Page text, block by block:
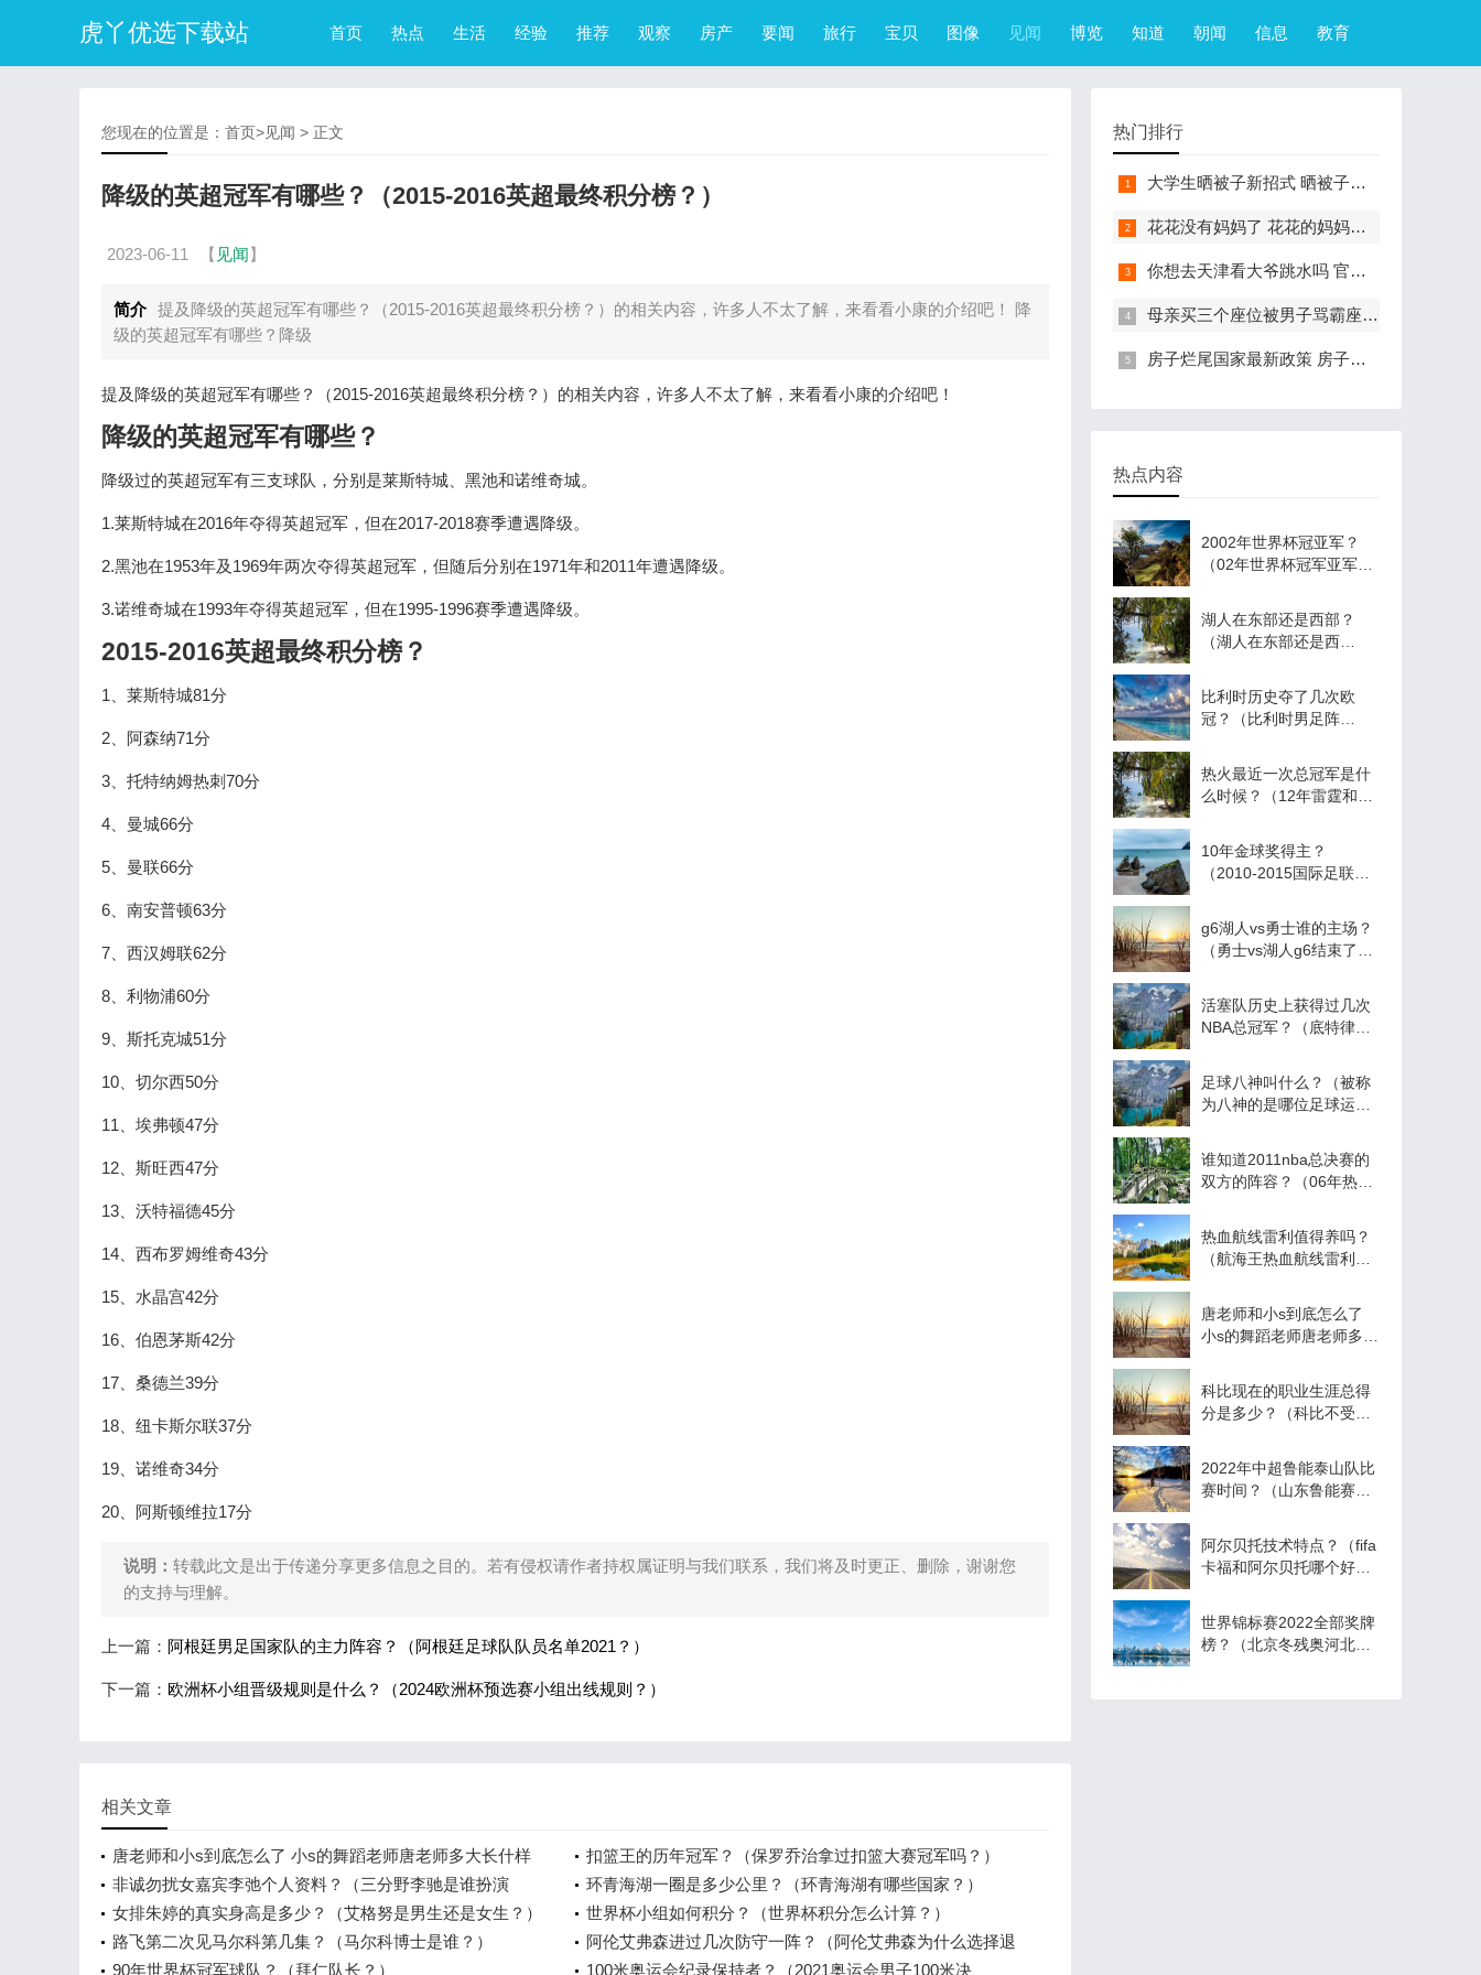
虎丫优选下载站 首页 热点 生活 经验 推荐 观察 房产 要闻 旅行 宝贝 图像 见闻 博览 知道 朝闻 信息 教育
您现在的位置是： 首页>见闻 > 正文
降级的英超冠军有哪些？（2015-2016英超最终积分榜？）
2023-06-11 【 见闻】
简介 提及降级的英超冠军有哪些？（2015-2016英超最终积分榜？）的相关内容，许多人不太了解，来看看小康的介绍吧！ 降
级的英超冠军有哪些？降级
提及降级的英超冠军有哪些？（2015-2016英超最终积分榜？）的相关内容，许多人不太了解，来看看小康的介绍吧！
降级的英超冠军有哪些？
降级过的英超冠军有三支球队，分别是莱斯特城、黑池和诺维奇城。
1.莱斯特城在2016年夺得英超冠军，但在2017-2018赛季遭遇降级。
2.黑池在1953年及1969年两次夺得英超冠军，但随后分别在1971年和2011年遭遇降级。
3.诺维奇城在1993年夺得英超冠军，但在1995-1996赛季遭遇降级。
2015-2016英超最终积分榜？
1、莱斯特城81分
2、阿森纳71分
3、托特纳姆热刺70分
4、曼城66分
5、曼联66分
6、南安普顿63分
7、西汉姆联62分
8、利物浦60分
9、斯托克城51分
10、切尔西50分
11、埃弗顿47分
12、斯旺西47分
13、沃特福德45分
14、西布罗姆维奇43分
15、水晶宫42分
16、伯恩茅斯42分
17、桑德兰39分
18、纽卡斯尔联37分
19、诺维奇34分
20、阿斯顿维拉17分
说明： 转载此文是出于传递分享更多信息之目的。若有侵权请作者持权属证明与我们联系，我们将及时更正、删除，谢谢您
的支持与理解。
上一篇： 阿根廷男足国家队的主力阵容？（阿根廷足球队队员名单2021？）
下一篇： 欧洲杯小组晋级规则是什么？（2024欧洲杯预选赛小组出线规则？）
相关文章
唐老师和小s到底怎么了 小s的舞蹈老师唐老师多大长什样
扣篮王的历年冠军？（保罗乔治拿过扣篮大赛冠军吗？）
非诚勿扰女嘉宾李弛个人资料？（三分野李驰是谁扮演
的？）
环青海湖一圈是多少公里？（环青海湖有哪些国家？）
女排朱婷的真实身高是多少？（艾格努是男生还是女生？）
世界杯小组如何积分？（世界杯积分怎么计算？）
路飞第二次见马尔科第几集？（马尔科博士是谁？）
阿伦艾弗森进过几次防守一阵？（阿伦艾弗森为什么选择退
役？）
90年世界杯冠军球队？（拜仁队长？） 100米奥运会纪录保持者？（2021奥运会男子100米决
热门排行
大学生晒被子新招式 晒被子新花样实在太机智
花花没有妈妈了 花花的妈妈是哪只大熊猫
你想去天津看大爷跳水吗 官方回应天津大爷跳水成打卡点
母亲买三个座位被男子骂霸座 女子买3个座位被无座大爷骂哭怎么回事
房子烂尾国家最新政策 房子烂尾了该找哪个部门解决?
热点内容
2002年世界杯冠亚军？
（02年世界杯冠军亚军季
湖人在东部还是西部？
（湖人在东部还是西
比利时历史夺了几次欧
冠？（比利时男足阵
热火最近一次总冠军是什
么时候？（12年雷霆和热
10年金球奖得主？
（2010-2015国际足联金
g6湖人vs勇士谁的主场？
（勇士vs湖人g6结束了
活塞队历史上获得过几次
NBA总冠军？（底特律活
了？）
足球八神叫什么？（被称
为八神的是哪位足球运动
谁知道2011nba总决赛的
双方的阵容？（06年热火
热血航线雷利值得养吗？
（航海王热血航线雷利和
唐老师和小s到底怎么了
小s的舞蹈老师唐老师多大
科比现在的职业生涯总得
分是多少？（科比不受伤
2022年中超鲁能泰山队比
赛时间？（山东鲁能赛程
阿尔贝托技术特点？（fifa
卡福和阿尔贝托哪个好
世界锦标赛2022全部奖牌
榜？（北京冬残奥河北省